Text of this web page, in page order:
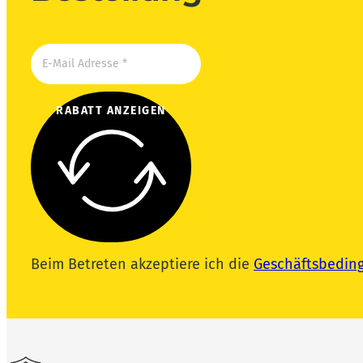
RABATT ANZEIGEN
Beim Betreten akzeptiere ich die